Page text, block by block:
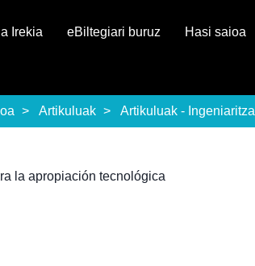
Irekia eBiltegiari buruz Hasi saioa
Artikuluak Artikuluak - Ingeniaritza
la apropiación tecnológica